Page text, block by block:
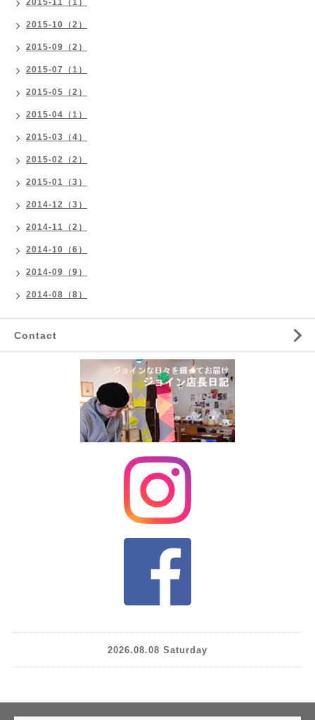
2015-11（1）
2015-10（2）
2015-09（2）
2015-07（1）
2015-05（2）
2015-04（1）
2015-03（4）
2015-02（2）
2015-01（3）
2014-12（3）
2014-11（2）
2014-10（6）
2014-09（9）
2014-08（8）
Contact
2026.08.08 Saturday